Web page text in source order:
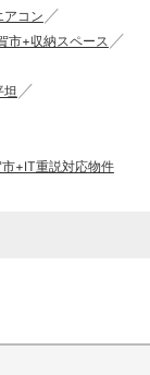
アコン
市+収納スペース
坦
+IT重説対応物件